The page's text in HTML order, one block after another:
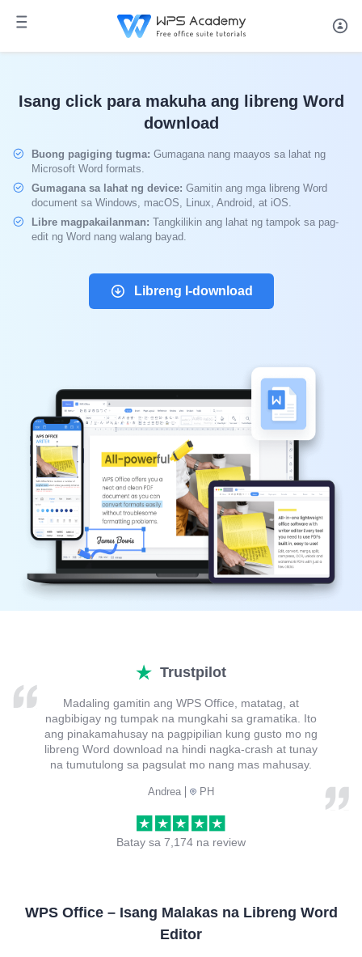
Isang click para makuha ang libreng Word
download
Buong pagiging tugma: Gumagana nang maayos sa lahat ng
Microsoft Word formats.
Gumagana sa lahat ng device: Gamitin ang mga libreng Word
document sa Windows, macOS, Linux, Android, at iOS.
Libre magpakailanman: Tangkilikin ang lahat ng tampok sa pag-
edit ng Word nang walang bayad.
Libreng I-download
Trustpilot
Madaling gamitin ang WPS Office, matatag, at
nagbibigay ng tumpak na mungkahi sa gramatika. Ito
ang pinakamahusay na pagpipilian kung gusto mo ng
libreng Word download na hindi nagka-crash at tunay
na tumutulong sa pagsulat mo nang mas mahusay.
Andrea PH
Batay sa 7,174 na review
WPS Office – Isang Malakas na Libreng Word
Editor